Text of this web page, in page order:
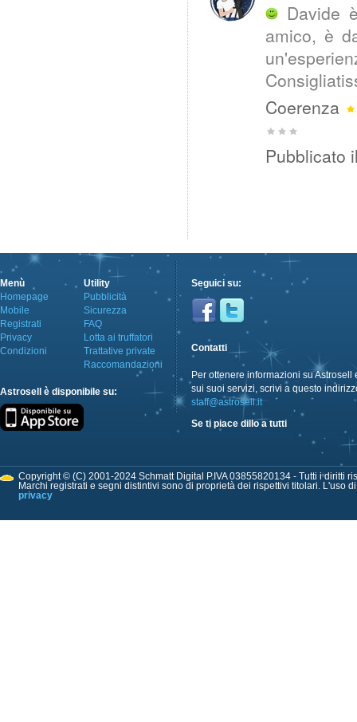
Davide
amico, è
Coerenza
Pubblicato
Menù
Homepage
Mobile
Registrati
Privacy
Condizioni
Utility
Pubblicità
Sicurezza
FAQ
Lotta ai truffatori
Trattative private
Raccomandazioni
Astrosell è disponibile su:
Seguici su:
Contatti
Per ottenere informazioni su Astrosell
sui suoi servizi, scrivi a questo
staff@astrosell.it
Se ti piace dillo a tutti
Copyright © (C) 2001-2024 Schmatt Digital P.IVA 03855820134 - Tutti i diritti
Marchi registrati e segni distintivi sono di proprietà dei rispettivi titolari. L'uso
privacy